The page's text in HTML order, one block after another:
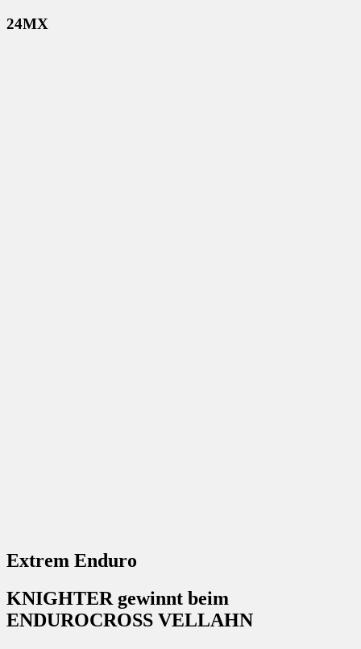
24MX
Extrem Enduro
KNIGHTER gewinnt beim
ENDUROCROSS VELLAHN